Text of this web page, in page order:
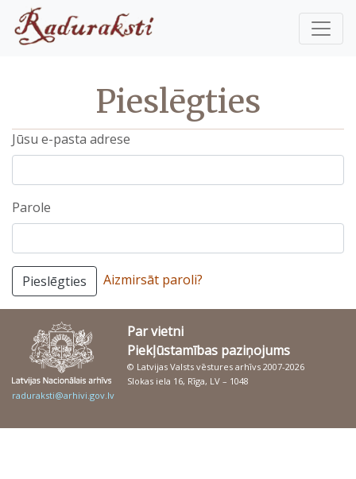
Pieslēgties
Jūsu e-pasta adrese
Parole
Pieslēgties Aizmirsāt paroli?
Par vietni
Piekļūstamības paziņojums
© Latvijas Valsts vēstures arhīvs 2007-2026
Slokas iela 16, Rīga, LV – 1048
raduraksti@arhivi.gov.lv